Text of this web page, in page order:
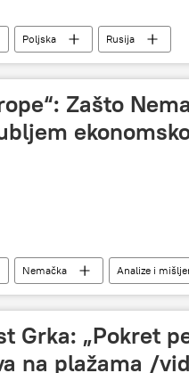
Poljska Rusija
Zašto
Nemačka
Analize i
Vrzićem
Ekonomija
Grka: „Pokret
na plažama /